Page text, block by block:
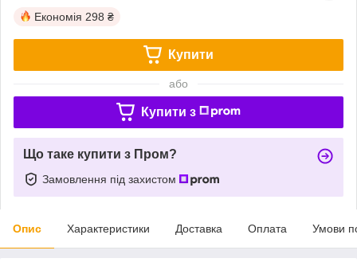
Економія 298 ₴
Купити
або
Купити з
Що таке купити з Пром?
Замовлення під захистом
Опис Характеристики Доставка Оплата Умови